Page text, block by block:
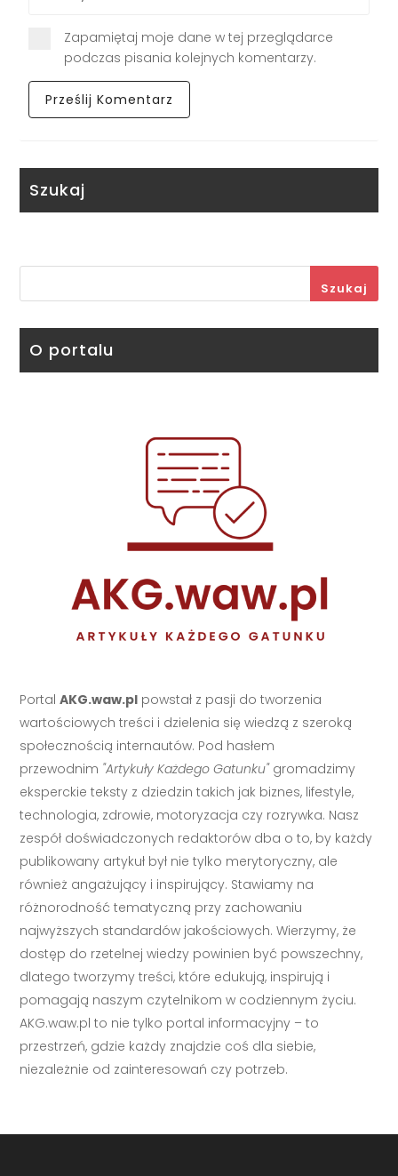
Zapamiętaj moje dane w tej przeglądarce
podczas pisania kolejnych komentarzy.
Szukaj
Szukaj
O portalu
PortalAKG.waw.pl powstał z pasji do tworzenia
wartościowych treści i dzielenia się wiedzą z szeroką
społecznością internautów. Pod hasłem
przewodnim "Artykuły Każdego Gatunku"gromadzimy
eksperckie teksty z dziedzin takich jak biznes, lifestyle,
technologia, zdrowie, motoryzacja czy rozrywka. Nasz
zespół doświadczonych redaktorów dba o to, by każdy
publikowany artykuł był nie tylko merytoryczny, ale
również angażujący i inspirujący. Stawiamy na
różnorodność tematyczną przy zachowaniu
najwyższych standardów jakościowych. Wierzymy, że
dostęp do rzetelnej wiedzy powinien być powszechny,
dlatego tworzymy treści, które edukują, inspirują i
pomagają naszym czytelnikom w codziennym życiu.
AKG.waw.pl to nie tylko portal informacyjny – to
przestrzeń, gdzie każdy znajdzie coś dla siebie,
niezależnie od zainteresowań czy potrzeb.